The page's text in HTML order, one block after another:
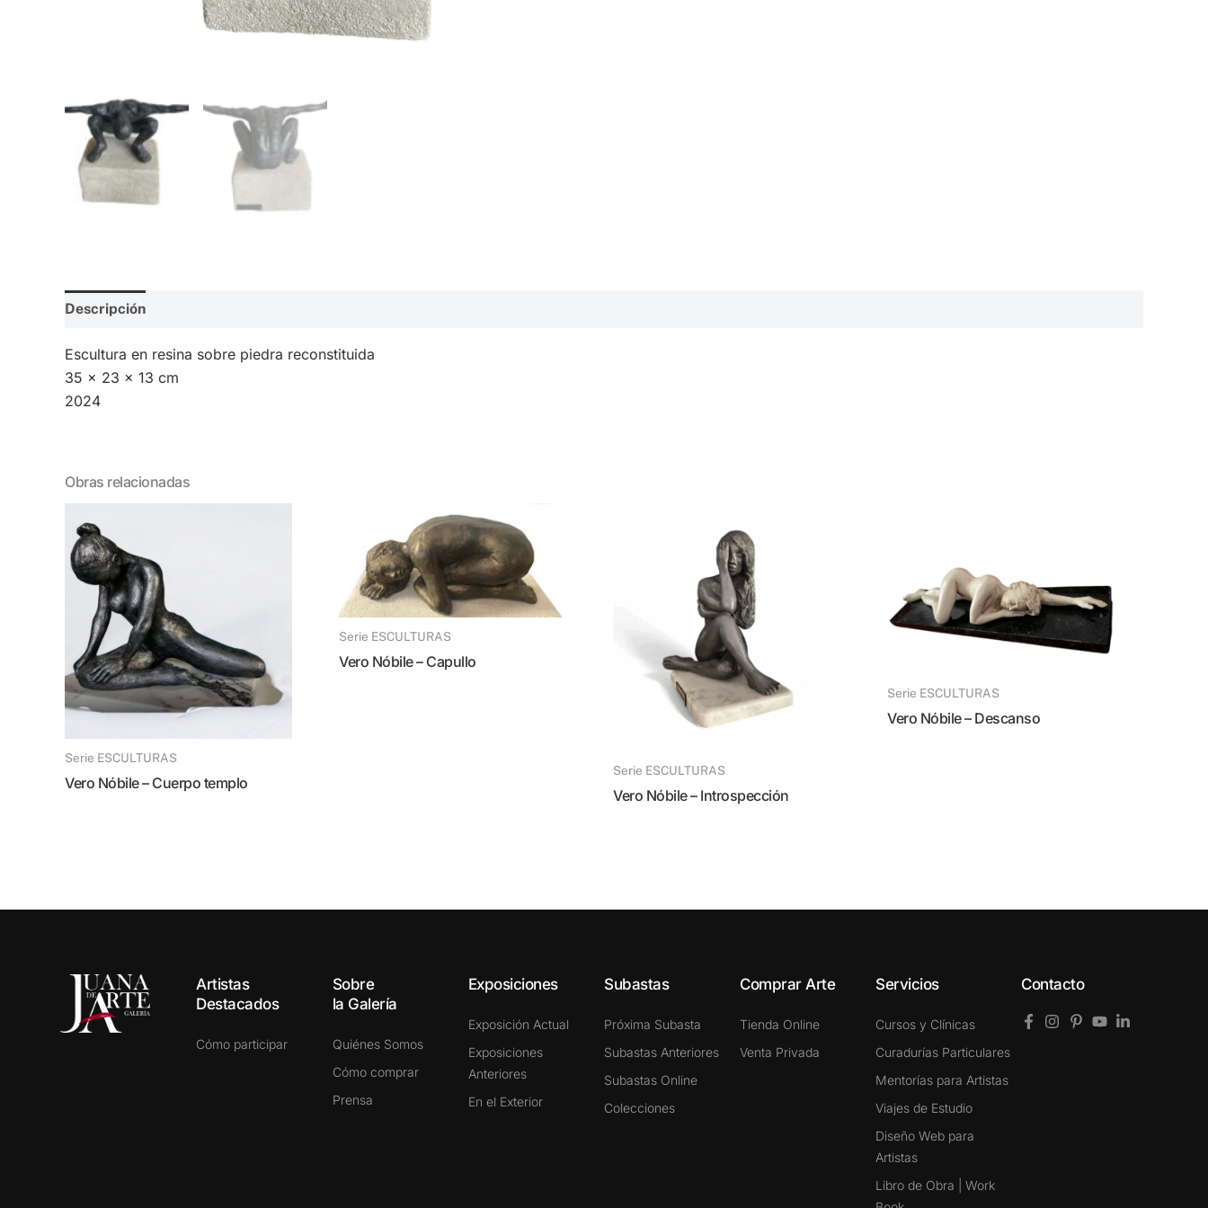
Descripción
Escultura en resina sobre piedra reconstituida
35 x 23 x 13 cm
2024
Obras relacionadas
Serie ESCULTURAS
Vero Nóbile – Cuerpo templo
Serie ESCULTURAS
Vero Nóbile – Capullo
Serie ESCULTURAS
Vero Nóbile – Introspección
Serie ESCULTURAS
Vero Nóbile – Descanso
Artistas
Destacados
Cómo participar
Sobre
la Galería
Quiénes Somos
Cómo comprar
Prensa
Exposiciones
Exposición Actual
Exposiciones
Anteriores
En el Exterior
Subastas
Próxima Subasta
Subastas Anteriores
Subastas Online
Colecciones
Comprar Arte
Tienda Online
Venta Privada
Servicios
Cursos y Clínicas
Curadurías Particulares
Mentorías para Artistas
Viajes de Estudio
Diseño Web para
Artistas
Libro de Obra | Work
Contacto